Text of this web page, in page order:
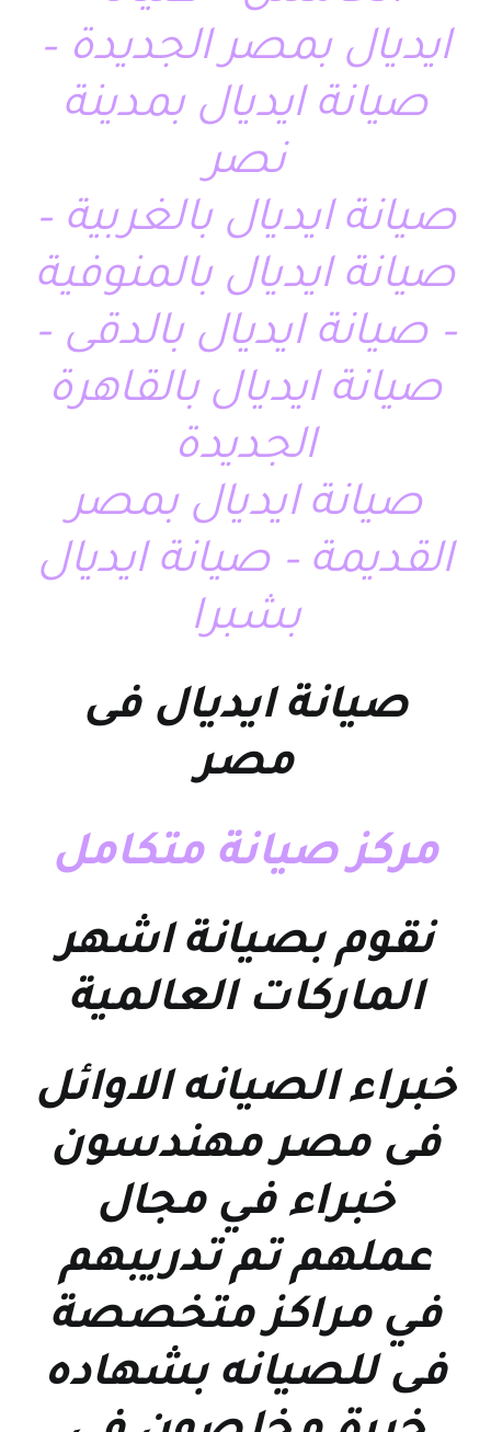
ايديال بمصر الجديدة –
صيانة ايديال بمدينة
نصر
صيانة ايديال بالغربية –
صيانة ايديال بالمنوفية
– صيانة ايديال بالدقى –
صيانة ايديال بالقاهرة
الجديدة
صيانة ايديال بمصر
القديمة – صيانة ايديال
بشبرا
صيانة ايديال فى
مصر
مركز صيانة متكامل
نقوم بصيانة اشهر
الماركات العالمية
خبراء الصيانه الاوائل
فى مصر مهندسون
خبراء في مجال
عملهم تم تدريبهم
في مراكز متخصصة
فى للصيانه بشهاده